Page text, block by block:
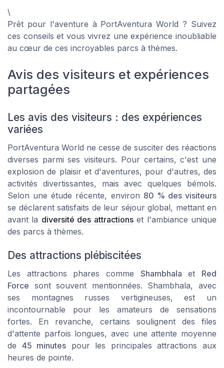
\
Prêt pour l'aventure à PortAventura World ? Suivez
ces conseils et vous vivrez une expérience inoubliable
au cœur de ces incroyables parcs à thèmes.
Avis des visiteurs et expériences
partagées
Les avis des visiteurs : des expériences
variées
PortAventura World ne cesse de susciter des réactions
diverses parmi ses visiteurs. Pour certains, c'est une
explosion de plaisir et d'aventures, pour d'autres, des
activités divertissantes, mais avec quelques bémols.
Selon une étude récente, environ 80 % des visiteurs
se déclarent satisfaits de leur séjour global, mettant en
avant la diversité des attractionset l'ambiance unique
des parcs à thèmes.
Des attractions plébiscitées
Les attractions phares comme Shambhala et Red
Force sont souvent mentionnées. Shambhala, avec
ses montagnes russes vertigineuses, est un
incontournable pour les amateurs de sensations
fortes. En revanche, certains soulignent des files
d'attente parfois longues, avec une attente moyenne
de 45 minutes pour les principales attractions aux
heures de pointe.